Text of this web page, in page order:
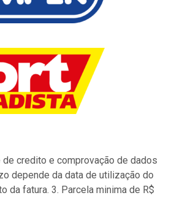
de credito e comprovação de dados
depende da data de utilização do
da fatura. 3. Parcela minima de R$